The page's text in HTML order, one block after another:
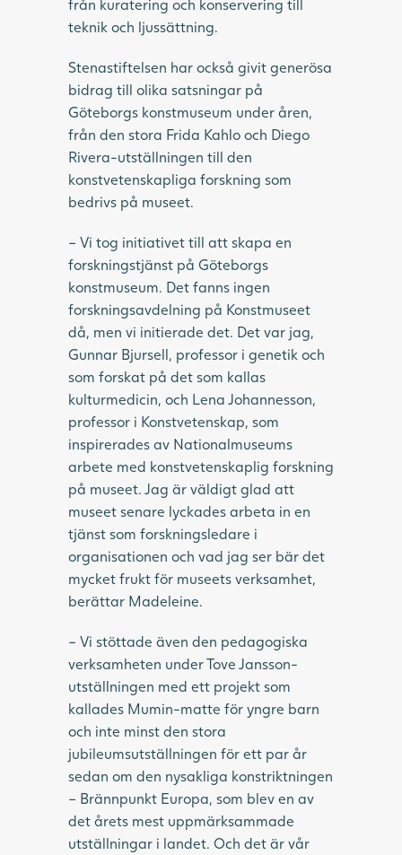
från kuratering och konservering till
teknik och ljussättning.
Stenastiftelsen har också givit generösa
bidrag till olika satsningar på
Göteborgs konstmuseum under åren,
från den stora Frida Kahlo och Diego
Rivera-utställningen till den
konstvetenskapliga forskning som
bedrivs på museet.
– Vi tog initiativet till att skapa en
forskningstjänst på Göteborgs
konstmuseum. Det fanns ingen
forskningsavdelning på Konstmuseet
då, men vi initierade det. Det var jag,
Gunnar Bjursell, professor i genetik och
som forskat på det som kallas
kulturmedicin, och Lena Johannesson,
professor i Konstvetenskap, som
inspirerades av Nationalmuseums
arbete med konstvetenskaplig forskning
på museet. Jag är väldigt glad att
museet senare lyckades arbeta in en
tjänst som forskningsledare i
organisationen och vad jag ser bär det
mycket frukt för museets verksamhet,
berättar Madeleine.
– Vi stöttade även den pedagogiska
verksamheten under Tove Jansson-
utställningen med ett projekt som
kallades Mumin-matte för yngre barn
och inte minst den stora
jubileumsutställningen för ett par år
sedan om den nysakliga konstriktningen
– Brännpunkt Europa, som blev en av
det årets mest uppmärksammade
utställningar i landet. Och det är vår